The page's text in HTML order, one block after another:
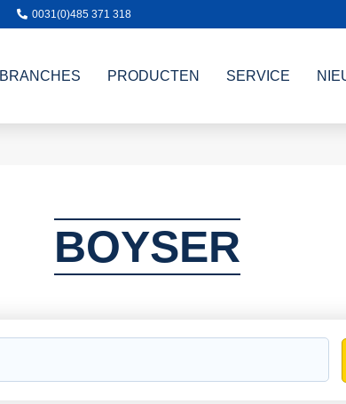
0031(0)485 371 318
BRANCHES PRODUCTEN SERVICE
BOYSER